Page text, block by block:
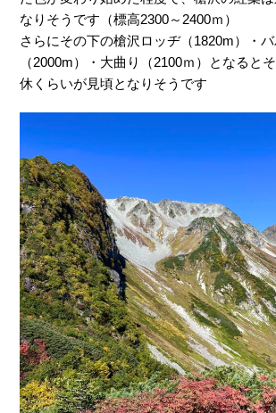
なりそうです（標高2300～2400ｍ）
さらにその下の槍沢ロッヂ（1820m）・
（2000m）・大曲り（2100ｍ）となると
休くらいが見頃となりそうです